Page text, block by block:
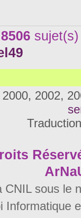
8506
2002,
sous le
Informatique